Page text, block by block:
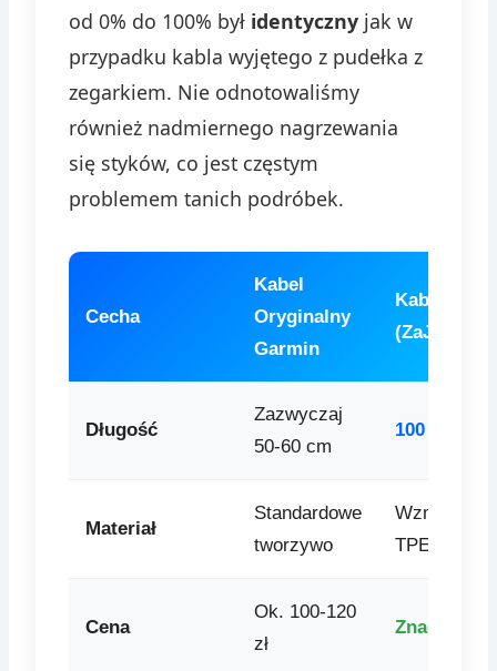
od 0% do 100% był identyczny jak w
przypadku kabla wyjętego z pudełka z
zegarkiem. Nie odnotowaliśmy
również nadmiernego nagrzewania
się styków, co jest częstym
problemem tanich podróbek.
Cecha
Kabel
Oryginalny
Garmin
Kabel
Długość
Zazwyczaj
50-60 cm
100 cm (1
Materiał
Standardowe
tworzywo
TPE
Cena
Ok. 100-120
zł
Znacznie